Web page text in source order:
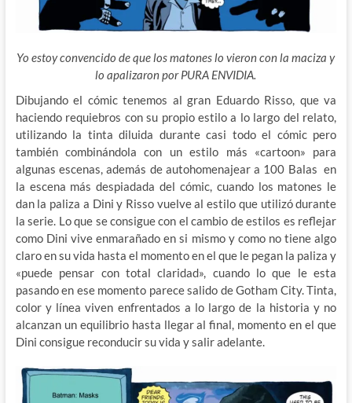
Yo estoy convencido de que los matones lo vieron con la maciza y
lo apalizaron por PURA ENVIDIA.
Dibujando el cómic tenemos al gran Eduardo Risso, que va
haciendo requiebros con su propio estilo a lo largo del relato,
utilizando la tinta diluida durante casi todo el cómic pero
también combinándola con un estilo más «cartoon» para
algunas escenas, además de autohomenajear a 100 Balas en
la escena más despiadada del cómic, cuando los matones le
dan la paliza a Dini y Risso vuelve al estilo que utilizó durante
la serie. Lo que se consigue con el cambio de estilos es reflejar
como Dini vive enmarañado en si mismo y como no tiene algo
claro en su vida hasta el momento en el que le pegan la paliza y
«puede pensar con total claridad», cuando lo que le esta
pasando en ese momento parece salido de Gotham City. Tinta,
color y línea viven enfrentados a lo largo de la historia y no
alcanzan un equilibrio hasta llegar al final, momento en el que
Dini consigue reconducir su vida y salir adelante.